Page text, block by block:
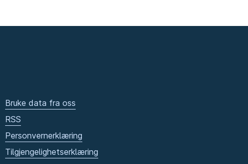
Bruke data fra oss
RSS
Personvernerklæring
Tilgjengelighetserklæring